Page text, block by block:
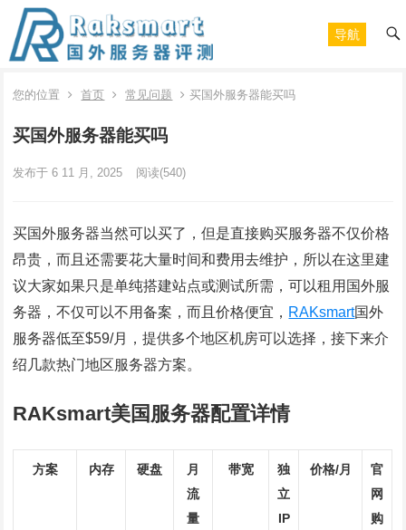
导航
您的位置 首页 常见问题 买国外服务器能买吗
买国外服务器能买吗
发布于 6 11 月, 2025 阅读(540)
买国外服务器当然可以买了，但是直接购买服务器不仅价格
昂贵，而且还需要花大量时间和费用去维护，所以在这里建
议大家如果只是单纯搭建站点或测试所需，可以租用国外服
务器，不仅可以不用备案，而且价格便宜， RAKsmart国外
服务器低至$59/月，提供多个地区机房可以选择，接下来介
绍几款热门地区服务器方案。
RAKsmart美国服务器配置详情
方案 内存 硬盘
月
流
量
带宽
独
立
IP
价格/月
官
网
购